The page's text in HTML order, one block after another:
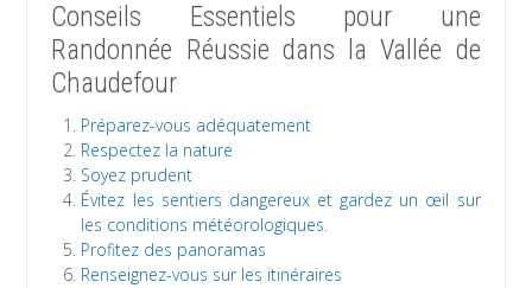
Conseils Essentiels pour une
Randonnée Réussie dans la Vallée de
Chaudefour
Préparez-vous adéquatement
Respectez la nature
Soyez prudent
Évitez les sentiers dangereux et gardez un œil sur
les conditions météorologiques.
Profitez des panoramas
Renseignez-vous sur les itinéraires